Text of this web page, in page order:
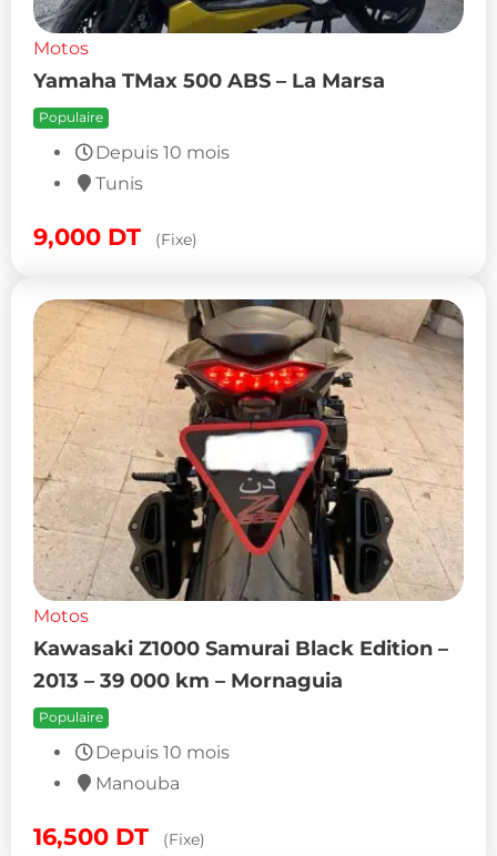
Motos
Yamaha TMax 500 ABS – La Marsa
Populaire
Depuis 10 mois
Tunis
9,000 DT (Fixe)
Motos
Kawasaki Z1000 Samurai Black Edition –
2013 – 39 000 km – Mornaguia
Populaire
Depuis 10 mois
Manouba
16,500 DT (Fixe)